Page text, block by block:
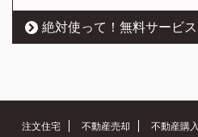
絶対使って！無料サービス
注文住宅 不動産売却 不動産購入